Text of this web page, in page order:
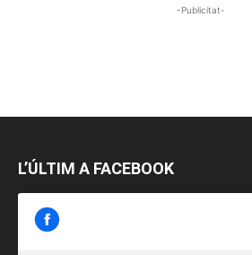
-Publicitat-
L’ÚLTIM A FACEBOOK